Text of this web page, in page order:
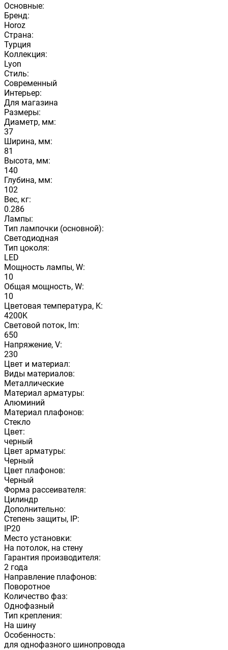
Основные:
Бренд:
Horoz
Страна:
Турция
Коллекция:
Lyon
Стиль:
Современный
Интерьер:
Для магазина
Размеры:
Диаметр, мм:
37
Ширина, мм:
81
Высота, мм:
140
Глубина, мм:
102
Вес, кг:
0.286
Лампы:
Тип лампочки (основной):
Светодиодная
Тип цоколя:
LED
Мощность лампы, W:
10
Общая мощность, W:
10
Цветовая температура, K:
4200K
Световой поток, lm:
650
Напряжение, V:
230
Цвет и материал:
Виды материалов:
Металлические
Материал арматуры:
Алюминий
Материал плафонов:
Стекло
Цвет:
черный
Цвет арматуры:
Черный
Цвет плафонов:
Черный
Форма рассеивателя:
Цилиндр
Дополнительно:
Степень защиты, IP:
IP20
Место установки:
На потолок, на стену
Гарантия производителя:
2 года
Направление плафонов:
Поворотное
Количество фаз:
Однофазный
Тип крепления:
На шину
Особенность:
для однофазного шинопровода